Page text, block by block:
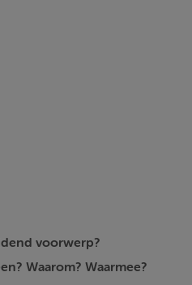
voorwerp?
Waarom? Waarmee?